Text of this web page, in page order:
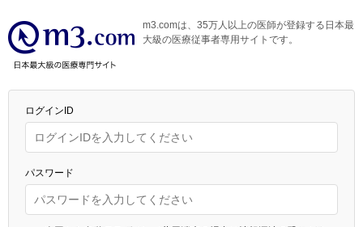
m3.comは、35万人以上の医師が登録する日本最
大級の医療従事者専用サイトです。
ログインID
パスワード